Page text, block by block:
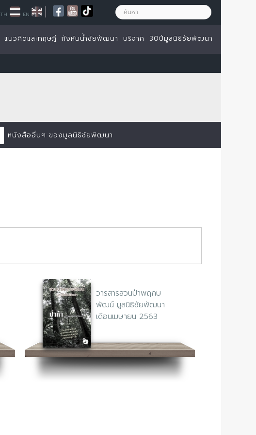
แนวคิดและทฤษฏี กังหันน้ำชัยพัฒนา บริจาค 30ปีมูลนิธิชัยพัฒนา
TH EN |
หนังสืออื่นๆ ของมูลนิธิชัยพัฒนา
วารสารสวนป่าพฤกษ
พัฒน์ มูลนิธิชัยพัฒนา
เดือนเมษายน 2563